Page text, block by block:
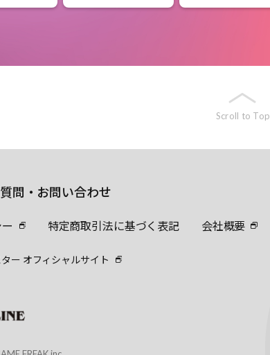
Scroll to Top
問・お問い合わせ
特定商取引法に基づく表記 会社概要
ー オフィシャルサイト